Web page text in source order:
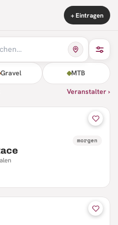
+ Eintragen
Gravel MTB
Veranstalter ›
morgen